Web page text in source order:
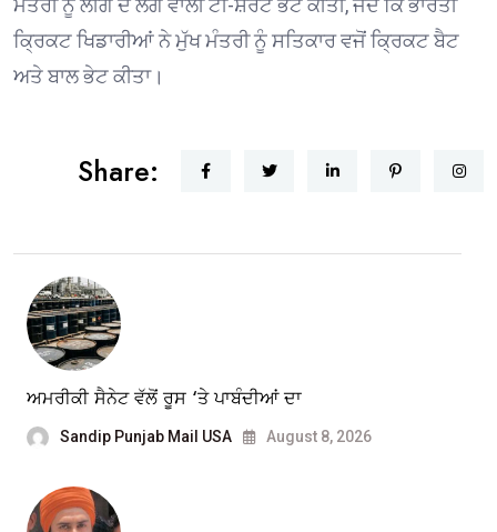
ਕ੍ਰਿਕਟ ਖਿਡਾਰੀਆਂ ਨੇ ਮੁੱਖ ਮੰਤਰੀ ਨੂੰ ਸਤਿਕਾਰ ਵਜੋਂ ਕ੍ਰਿਕਟ ਬੈਟ
ਅਤੇ ਬਾਲ ਭੇਟ ਕੀਤਾ।
Share:
ਅਮਰੀਕੀ ਸੈਨੇਟ ਵੱਲੋਂ ਰੂਸ ‘ਤੇ ਪਾਬੰਦੀਆਂ ਦਾ
Sandip Punjab Mail USA August 8, 2026